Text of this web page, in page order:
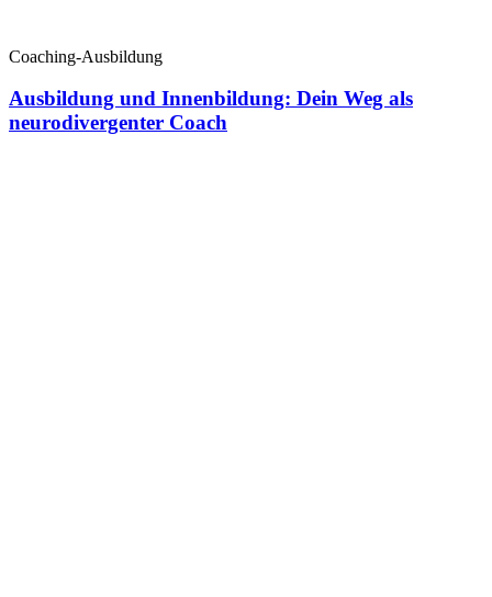
Coaching-Ausbildung
Ausbildung und Innenbildung: Dein Weg als
neurodivergenter Coach